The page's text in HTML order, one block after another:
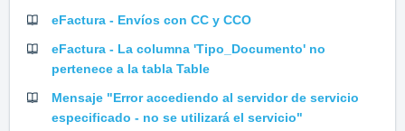
eFactura - Envíos con CC y CCO
eFactura - La columna 'Tipo_Documento' no
pertenece a la tabla Table
Mensaje "Error accediendo al servidor de servicio
especificado - no se utilizará el servicio"